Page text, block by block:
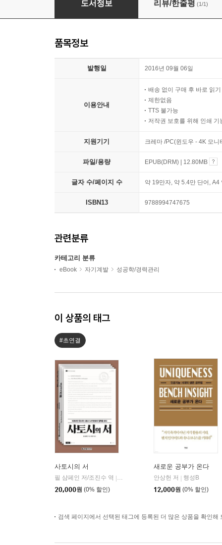
도서정보 리뷰/한줄평 (1/1)
품목정보
발행일 2016년 09월 06일
이용안내
배송 없이 구매 후 바로 읽기
제한없음
TTS 불가능
저작권 보호를 위해 인쇄 기
지원기기 크레마 /PC(윈도우 - 4K 모
파일/용량 EPUB(DRM) | 12.80MB
글자 수/페이지 수 약 19만자, 약 5.4만 단어,
ISBN13 9788994747675
관련분류
카테고리 분류
eBook 자기계발 성공학/경력관리
이 상품의 태그
#초연결
사토시의 서
필 샴페인 저/조진수 역 |
20,000원 (0% 할인)
새로운 공부가 온다
안상헌 저 | 행성B
12,000원 (0% 할인)
검색 페이지에서 선택된 태그에 등록된 더 많은 상품을 확인해